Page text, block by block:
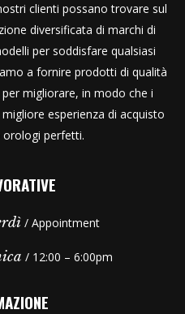
clienti possano trovare sul
diversificata di marchi di
per soddisfare qualsiasi
a fornire prodotti di qualità
migliorare, in modo che i
esperienza di acquisto
perfetti.
/ Appointment
/ 12:00 – 6:00pm